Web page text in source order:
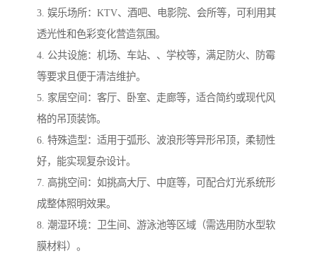
3. 娱乐场所：KTV、酒吧、电影院、会所等，可利用其
透光性和色彩变化营造氛围。
4. 公共设施：机场、车站、、学校等，满足防火、防霉
等要求且便于清洁维护。
5. 家居空间：客厅、卧室、走廊等，适合简约或现代风
格的吊顶装饰。
6. 特殊造型：适用于弧形、波浪形等异形吊顶，柔韧性
好，能实现复杂设计。
7. 高挑空间：如挑高大厅、中庭等，可配合灯光系统形
成整体照明效果。
8. 潮湿环境：卫生间、游泳池等区域（需选用防水型软
膜材料）。